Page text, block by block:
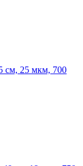
см, 25 мкм, 700